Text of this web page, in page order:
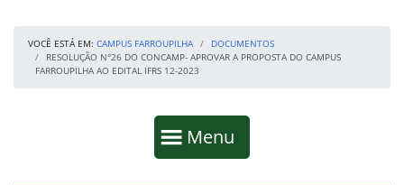
VOCÊ ESTÁ EM: CAMPUS FARROUPILHA
DOCUMENTOS
RESOLUÇÃO N°26 DO CONCAMP- APROVAR A PROPOSTA DO CAMPUS
FARROUPILHA AO EDITAL IFRS 12-2023
Mostrar
Menu